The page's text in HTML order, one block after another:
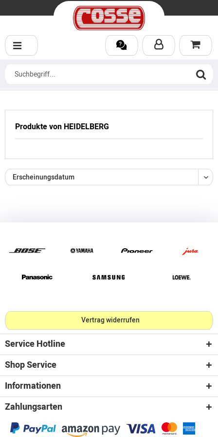
Produkte von HEIDELBERG
Vertrag widerrufen
Service Hotline
Shop Service
Informationen
Zahlungsarten